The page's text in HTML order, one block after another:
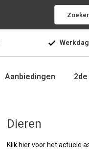
Aanbiedingen
Dieren
Klik hier voor het actuele